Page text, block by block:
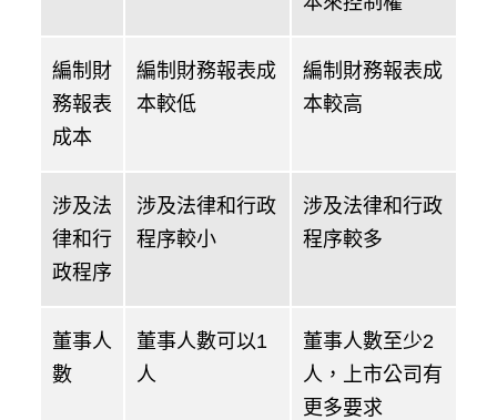
編制財
務報表
成本
編制財務報表成
本較低
編制財務報表成
本較高
涉及法
律和行
政程序
涉及法律和行政
程序較小
涉及法律和行政
程序較多
董事人
數
董事人數可以1
人
董事人數至少2
人，上市公司有
更多要求